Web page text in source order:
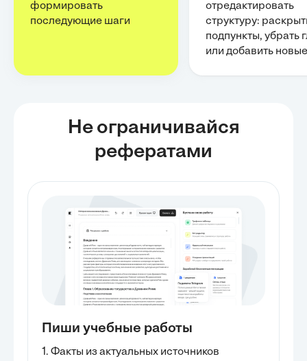
формировать
последующие шаги
отредактировать
структуру:
подпункты, убрать
или добавить новые
Не ограничивайся
рефератами
Пиши учебные работы
1. Факты из актуальных источников